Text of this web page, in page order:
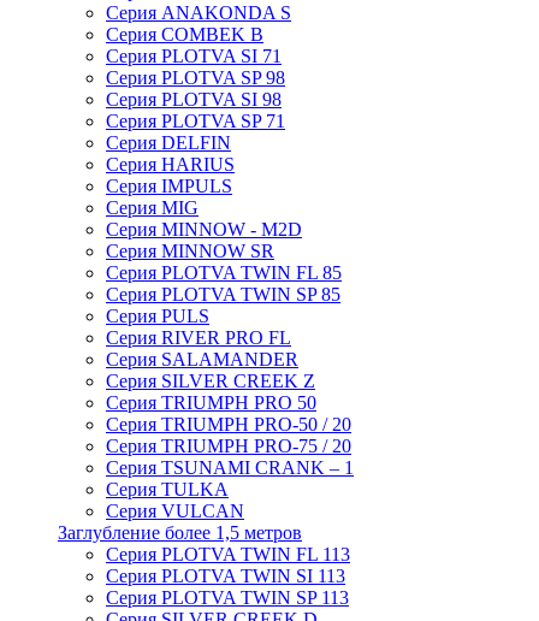
Серия ANAKONDA S
Серия COMBEK B
Серия PLOTVA SI 71
Серия PLOTVA SP 98
Серия PLOTVA SI 98
Серия PLOTVA SP 71
Серия DELFIN
Серия HARIUS
Серия IMPULS
Серия MIG
Серия MINNOW - M2D
Серия MINNOW SR
Серия PLOTVA TWIN FL 85
Серия PLOTVA TWIN SP 85
Серия PULS
Серия RIVER PRO FL
Серия SALAMANDER
Серия SILVER CREEK Z
Серия TRIUMPH PRO 50
Серия TRIUMPH PRO-50 / 20
Серия TRIUMPH PRO-75 / 20
Серия TSUNAMI CRANK – 1
Серия TULKA
Серия VULCAN
Заглубление более 1,5 метров
Серия PLOTVA TWIN FL 113
Серия PLOTVA TWIN SI 113
Серия PLOTVA TWIN SP 113